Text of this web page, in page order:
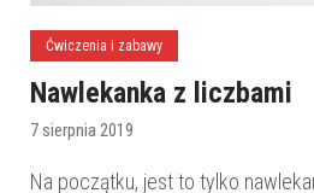
Ćwiczenia i zabawy
Nawlekanka z liczbami
7 sierpnia 2019
Na początku, jest to tylko